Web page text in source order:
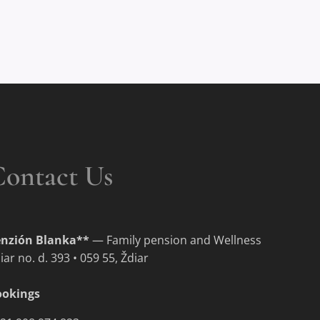
Us
Blanka**— Family pension and Wellness
no. d. 393 • 059 55, Ždiar